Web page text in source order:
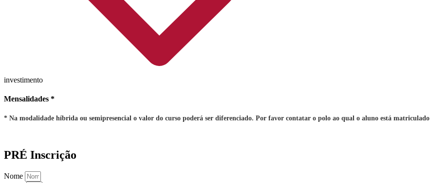
investimento
Mensalidades *
* Na modalidade híbrida ou semipresencial o valor do curso poderá ser diferenciado. Por favor contatar o polo ao qual o aluno está matriculado
PRÉ Inscrição
Nome